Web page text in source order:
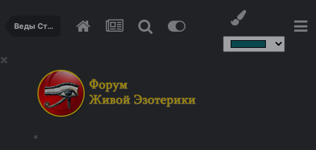
Веды Старой Веры